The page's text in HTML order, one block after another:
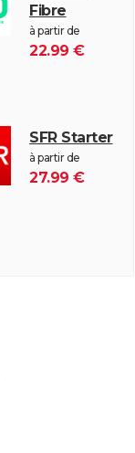
Fibre
à partir de
22.99 €
SFR Starter
à partir de
27.99 €